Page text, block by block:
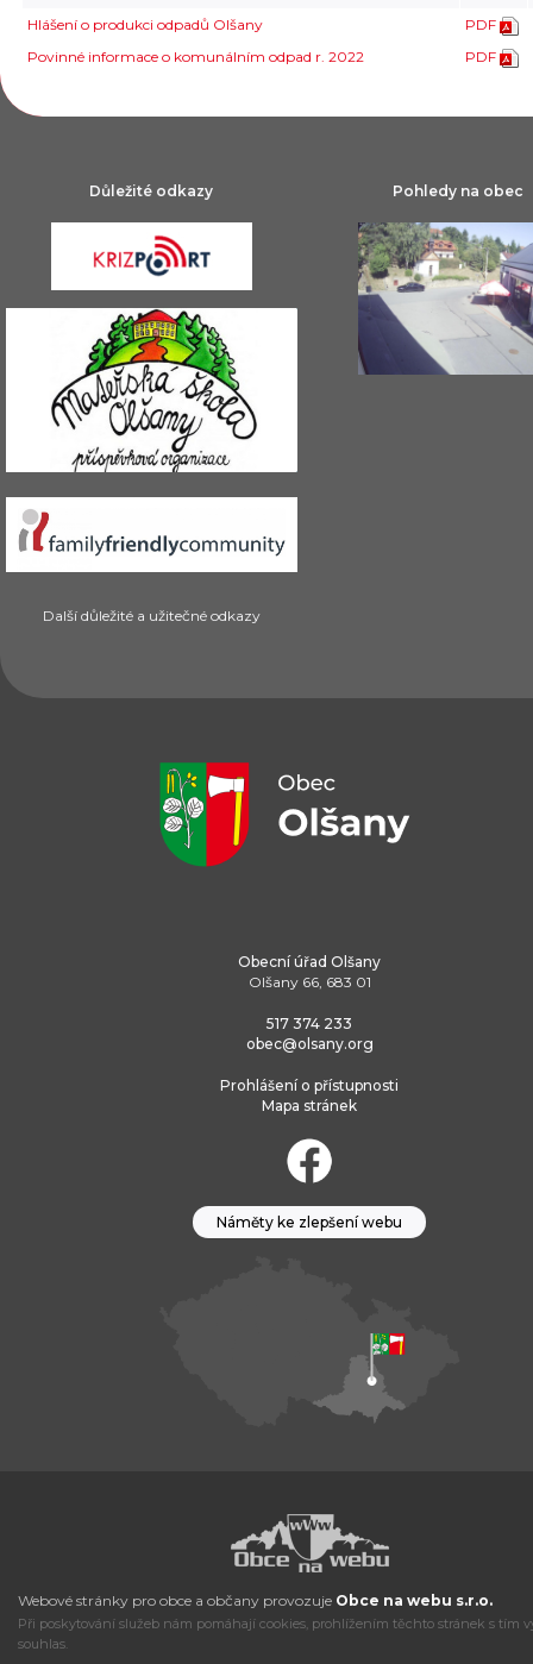
Hlášení o produkci odpadů Olšany
PDF
Povinné informace o komunálním odpad r. 2022
PDF
Důležité odkazy
Další důležité a užitečné odkazy
Pohledy na obec
Obecní úřad Olšany
Olšany 66, 683 01
517 374 233
obec@olsany.org
Prohlášení o přístupnosti
Mapa stránek
Náměty ke zlepšení webu
Webové stránky pro obce a občany provozuje Obce na webu s.r.o.
Při poskytování služeb nám pomáhají cookies, prohlížením těchto stránek s tím
souhlas.